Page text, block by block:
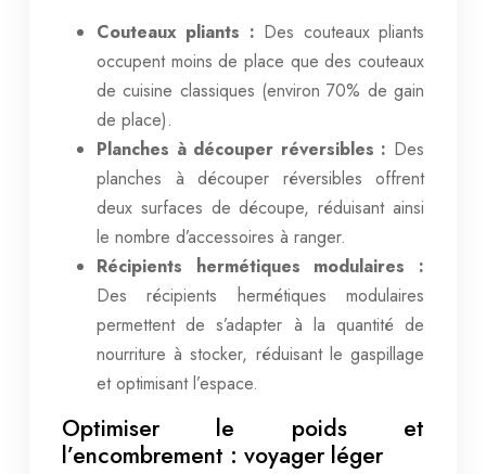
Couteaux pliants : Des couteaux pliants
occupent moins de place que des couteaux
de cuisine classiques (environ 70% de gain
de place).
Planches à découper réversibles : Des
planches à découper réversibles offrent
deux surfaces de découpe, réduisant ainsi
le nombre d’accessoires à ranger.
Récipients hermétiques modulaires :
Des récipients hermétiques modulaires
permettent de s’adapter à la quantité de
nourriture à stocker, réduisant le gaspillage
et optimisant l’espace.
Optimiser le poids et
l’encombrement : voyager léger